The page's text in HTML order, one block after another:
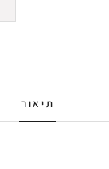
תיאור